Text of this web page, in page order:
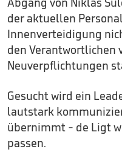
der aktuellen
Innenverteidigung
den Verantwortlichen
Neuverpflichtungen
Gesucht wird ein
lautstark
übernimmt - de Ligt
passen.